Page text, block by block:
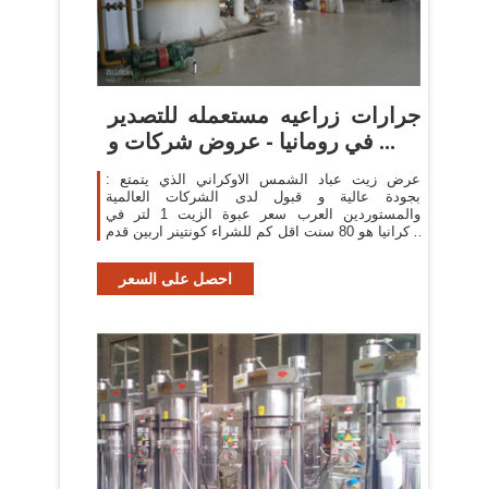
جرارات زراعيه مستعمله للتصدير
في رومانيا - عروض شركات و ...
: عرض زيت عباد الشمس الاوكراني الذي يتمتع
بجودة عالية و قبول لدى الشركات العالمية
والمستوردين العرب سعر عبوة الزيت 1 لتر في
اوكرانيا هو 80 سنت اقل كم للشراء كونتينر اربين قدم
احصل على السعر